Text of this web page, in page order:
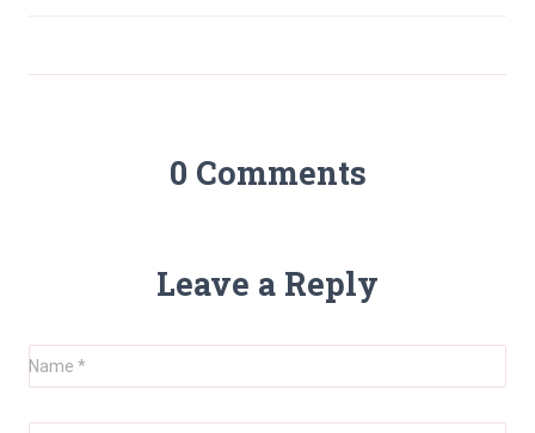
0 Comments
Leave a Reply
Name *